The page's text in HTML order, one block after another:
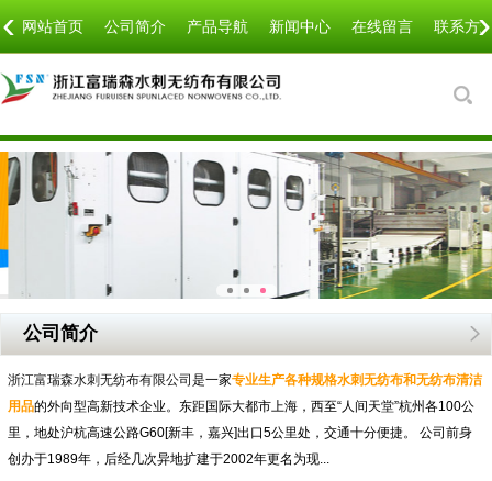
网站首页 公司简介 产品导航 新闻中心 在线留言 联系方
‹ ›
公司简介
浙江富瑞森水刺无纺布有限公司 是一家专业生产各种规格水刺无纺布和无纺布清洁
用品的外向型高新技术企业。东距国际大都市上海，西至“人间天堂”杭州各100公
里，地处沪杭高速公路G60[新丰，嘉兴]出口5公里处，交通十分便捷。 公司前身
创办于1989年，后经几次异地扩建于2002年更名为现...